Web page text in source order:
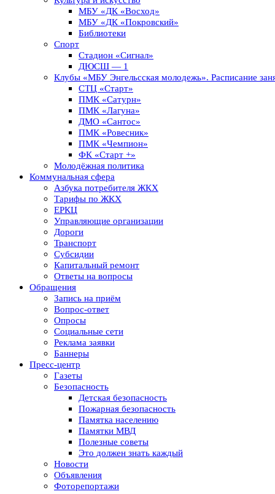
МБУ «ДК «Восход»
МБУ «ДК «Покровский»
Библиотеки
Спорт
Стадион «Сигнал»
ДЮСШ — 1
Клубы «МБУ Энгельсская молодежь». Расписание
СТЦ «Старт»
ПМК «Сатурн»
ПМК «Лагуна»
ДМО «Сантос»
ПМК «Ровесник»
ПМК «Чемпион»
ФК «Старт +»
Молодёжная политика
Коммунальная сфера
Азбука потребителя ЖКХ
Тарифы по ЖКХ
ЕРКЦ
Управляющие организации
Дороги
Транспорт
Субсидии
Капитальный ремонт
Ответы на вопросы
Обращения
Запись на приём
Вопрос-ответ
Опросы
Социальные сети
Реклама заявки
Баннеры
Пресс-центр
Газеты
Безопасность
Детская безопасность
Пожарная безопасность
Памятка населению
Памятки МВД
Полезные советы
Это должен знать каждый
Новости
Объявления
Фоторепортажи